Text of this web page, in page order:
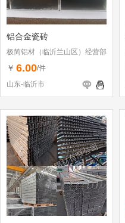
铝合金瓷砖
极简铝材（临沂兰山区）经营部
￥ 6.00/件
山东-临沂市